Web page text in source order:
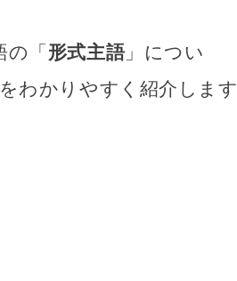
「 形式主語」につい
わかりやすく紹介します